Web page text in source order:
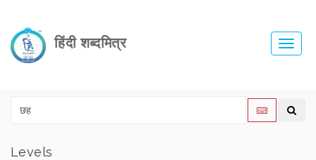
हिंदी शब्दमित्र
Levels